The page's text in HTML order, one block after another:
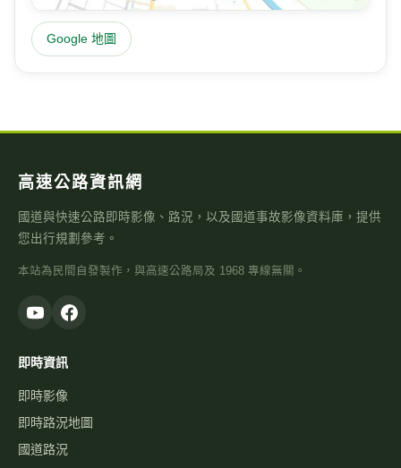
Google 地圖
高速公路資訊網